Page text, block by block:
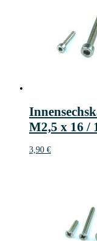
M2,5 x 16 /
3,90 €